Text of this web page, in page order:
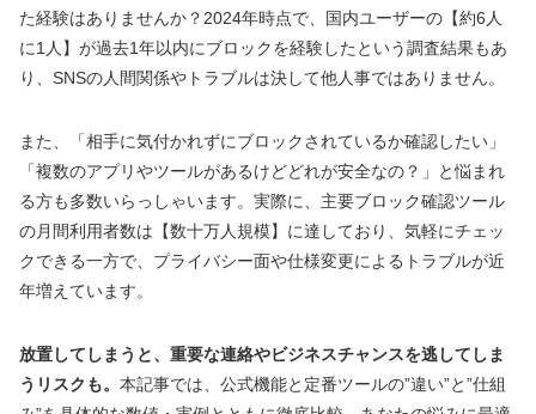
た経験はありませんか？2024年時点で、国内ユーザーの【約6人
に1人】が過去1年以内にブロックを経験したという調査結果もあ
り、SNSの人間関係やトラブルは決して他人事ではありません。
また、「相手に気付かれずにブロックされているか確認したい」
「複数のアプリやツールがあるけどどれが安全なの？」と悩まれ
る方も多数いらっしゃいます。実際に、主要ブロック確認ツール
の月間利用者数は【数十万人規模】に達しており、気軽にチェッ
クできる一方で、プライバシー面や仕様変更によるトラブルが近
年増えています。
放置してしまうと、重要な連絡やビジネスチャンスを逃してしま
うリスクも。 本記事では、公式機能と定番ツールの”違い”と”仕組